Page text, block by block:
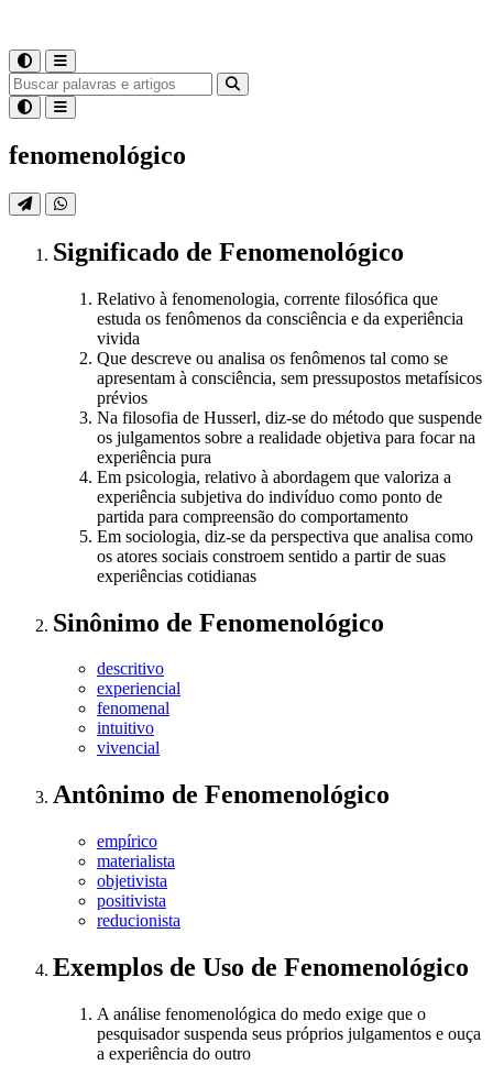
fenomenológico
Significado de Fenomenológico
Relativo à fenomenologia, corrente filosófica que
estuda os fenômenos da consciência e da experiência
vivida
Que descreve ou analisa os fenômenos tal como se
apresentam à consciência, sem pressupostos metafísicos
prévios
Na filosofia de Husserl, diz-se do método que suspende
os julgamentos sobre a realidade objetiva para focar na
experiência pura
Em psicologia, relativo à abordagem que valoriza a
experiência subjetiva do indivíduo como ponto de
partida para compreensão do comportamento
Em sociologia, diz-se da perspectiva que analisa como
os atores sociais constroem sentido a partir de suas
experiências cotidianas
Sinônimo de Fenomenológico
descritivo
experiencial
fenomenal
intuitivo
vivencial
Antônimo de Fenomenológico
empírico
materialista
objetivista
positivista
reducionista
Exemplos de Uso de Fenomenológico
A análise fenomenológica do medo exige que o
pesquisador suspenda seus próprios julgamentos e ouça
a experiência do outro